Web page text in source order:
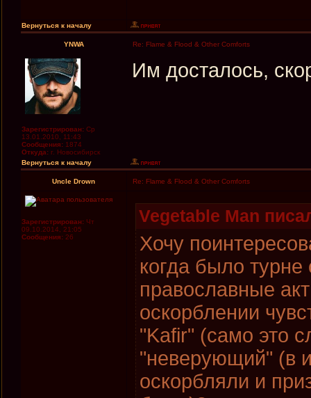
Вернуться к началу
YNWA Re: Flame & Flood & Other Comforts
Зарегистрирован: Ср
13.01.2010, 11:43
Сообщения: 1874
Откуда: г. Новосибирск
Им досталось,
Вернуться к началу
Uncle Drown Re: Flame & Flood & Other Comforts
Зарегистрирован: Чт
09.10.2014, 21:05
Сообщения: 26
Vegetable Man
Хочу
когда было
православные
оскорблении
"Kafir" (само это
"неверующий" (в
оскорбляли и